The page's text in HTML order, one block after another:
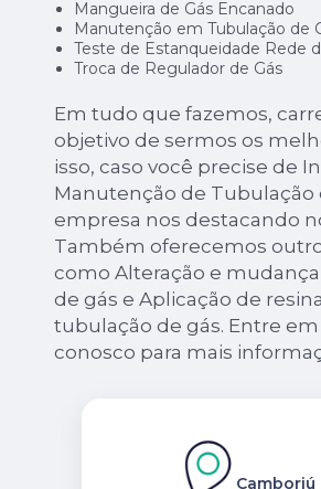
Mangueira de Gás Encanado
Manutenção em Tubulação de
Teste de Estanqueidade Rede
Troca de Regulador de Gás
Em tudo que fazemos,
objetivo de sermos os
isso, caso você precise de
Manutenção de Tubulação
empresa nos destacando
Também oferecemos
como Alteração e
de gás e Aplicação de
tubulação de gás. Entre
conosco para mais
Camboriú